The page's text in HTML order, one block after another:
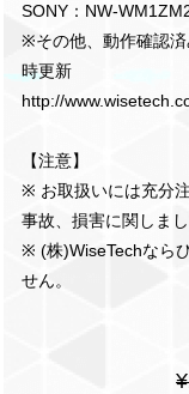
SONY：NW-
※その他、動作確認
時更新
http://
【注意】
※ お取扱いには充分
事故、損害に関しま
※ (株)WiseTechなら
せん。